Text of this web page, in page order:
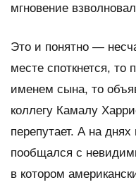
мгновение
Это и понятно —
месте споткнется, то
именем сына, то
коллегу Камалу
перепутает. А на
пообщался с
в котором